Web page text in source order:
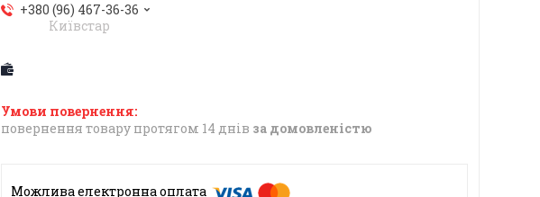
+380 (96) 467-36-36
Київстар
повернення товару протягом 14 днів за домовленістю